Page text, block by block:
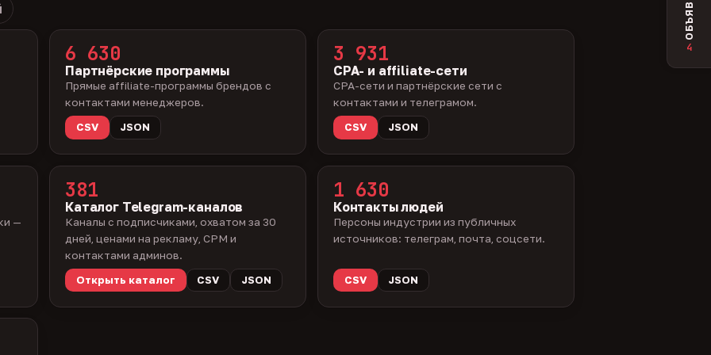
6 630
Партнёрские программы
Прямые affiliate-программы брендов с
контактами менеджеров.
CSV
JSON
3 931
CPA- и affiliate-сети
CPA-сети и партнёрские сети с
контактами и телеграмом.
CSV
JSON
—
381
Каталог Telegram-каналов
Каналы с подписчиками, охватом за 30
дней, ценами на рекламу, CPM и
контактами админов.
Открыть каталог
CSV JSON
1 630
Контакты людей
Персоны индустрии из публичных
источников: телеграм, почта, соцсети.
CSV JSON
4